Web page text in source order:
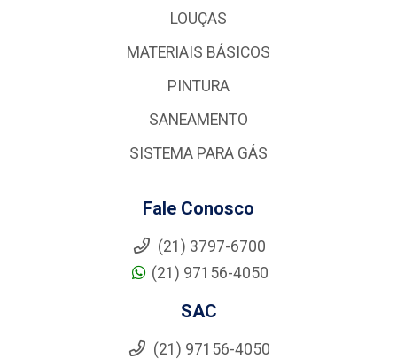
LOUÇAS
MATERIAIS BÁSICOS
PINTURA
SANEAMENTO
SISTEMA PARA GÁS
Fale Conosco
(21) 3797-6700
(21) 97156-4050
SAC
(21) 97156-4050